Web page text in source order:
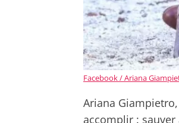
Facebook / Ariana
Ariana
accomplir :